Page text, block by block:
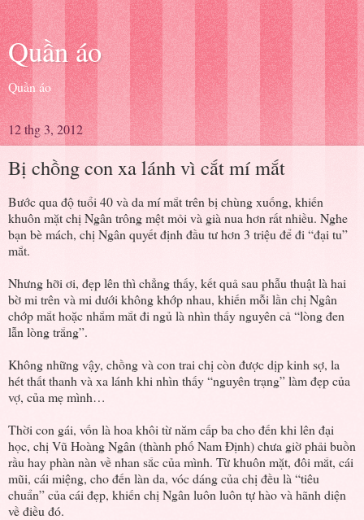
Quần áo
Quần áo
12 thg 3, 2012
Bị chồng con xa lánh vì cắt mí mắt
Bước qua độ tuổi 40 và da mí mắt trên bị chùng xuống, khiến
khuôn mặt chị Ngân trông mệt mỏi và già nua hơn rất nhiều. Nghe
bạn bè mách, chị Ngân quyết định đầu tư hơn 3 triệu để đi “đại tu”
mắt.
Nhưng hỡi ơi, đẹp lên thì chẳng thấy, kết quả sau phẫu thuật là hai
bờ mi trên và mi dưới không khớp nhau, khiến mỗi lần chị Ngân
chớp mắt hoặc nhắm mắt đi ngủ là nhìn thấy nguyên cả “lòng đen
lẫn lòng trắng”.
Không những vậy, chồng và con trai chị còn được dịp kinh sợ, la
hét thất thanh và xa lánh khi nhìn thấy “nguyên trạng” làm đẹp của
vợ, của mẹ mình…
Thời con gái, vốn là hoa khôi từ năm cấp ba cho đến khi lên đại
học, chị Vũ Hoàng Ngân (thành phố Nam Định) chưa giờ phải buồn
rầu hay phàn nàn về nhan sắc của mình. Từ khuôn mặt, đôi mắt, cái
mũi, cái miệng, cho đến làn da, vóc dáng của chị đều là “tiêu
chuẩn” của cái đẹp, khiến chị Ngân luôn luôn tự hào và hãnh diện
về điều đó.